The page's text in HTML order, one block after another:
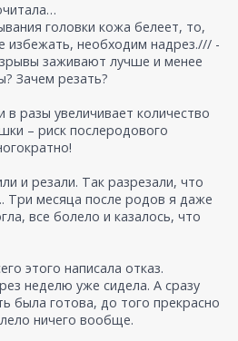
головки кожа белеет, то,
избежать, необходим надрез./// -
заживают лучше и менее
Зачем резать?
разы увеличивает количество
– риск послеродового
и резали. Так разрезали, что
Три месяца после родов я даже
все болело и казалось, что
этого написала отказ.
неделю уже сидела. А сразу
была готова, до того прекрасно
ничего вообще.